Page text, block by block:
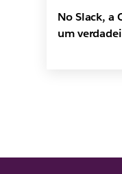
No Slack, a
um